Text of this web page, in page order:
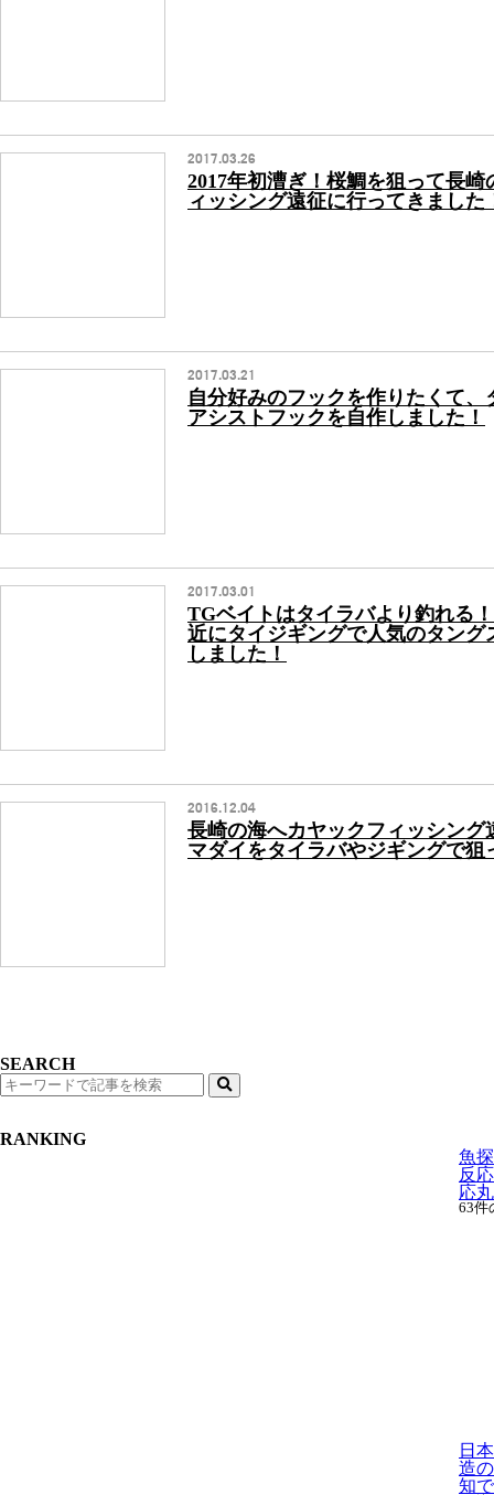
2017.03.26
2017年初漕ぎ！桜鯛を狙って長崎
ィッシング遠征に行ってきました
2017.03.21
自分好みのフックを作りたくて、
アシストフックを自作しました！
2017.03.01
TGベイトはタイラバより釣れる
近にタイジギングで人気のタング
しました！
2016.12.04
長崎の海へカヤックフィッシング
マダイをタイラバやジギングで狙
SEARCH
検
索
RANKING
魚
反
応
63件
日
造
知